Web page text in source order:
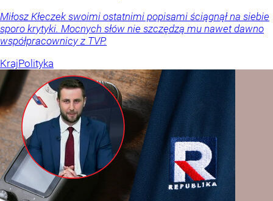
Miłosz Kłeczek swoimi ostatnimi popisami ściągnął na siebie
sporo krytyki. Mocnych słów nie szczędzą mu nawet dawno
współpracownicy z TVP.
KrajPolityka